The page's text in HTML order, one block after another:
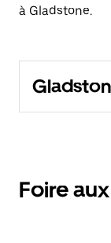
à Gladstone.
Foire